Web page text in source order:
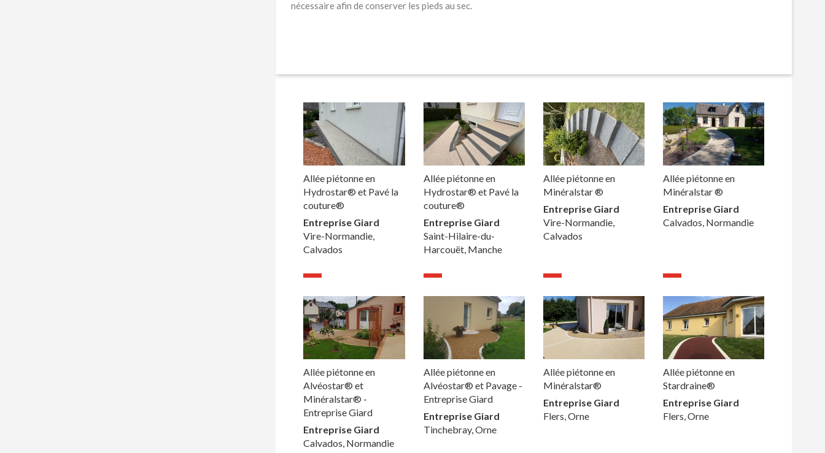
nécessaire afin de conserver les pieds au sec.
Allée piétonne en
Hydrostar® et Pavé la
couture®
Entreprise Giard
Vire-Normandie,
Calvados
Allée piétonne en
Hydrostar® et Pavé la
couture®
Entreprise Giard
Saint-Hilaire-du-
Harcouët, Manche
Allée piétonne en
Minéralstar ®
Entreprise Giard
Vire-Normandie,
Calvados
Allée piétonne en
Minéralstar ®
Entreprise Giard
Calvados, Normandie
Allée piétonne en
Alvéostar® et
Minéralstar® -
Entreprise Giard
Entreprise Giard
Calvados, Normandie
Allée piétonne en
Alvéostar® et Pavage -
Entreprise Giard
Entreprise Giard
Tinchebray, Orne
Allée piétonne en
Minéralstar®
Entreprise Giard
Flers, Orne
Allée piétonne en
Stardraine®
Entreprise Giard
Flers, Orne